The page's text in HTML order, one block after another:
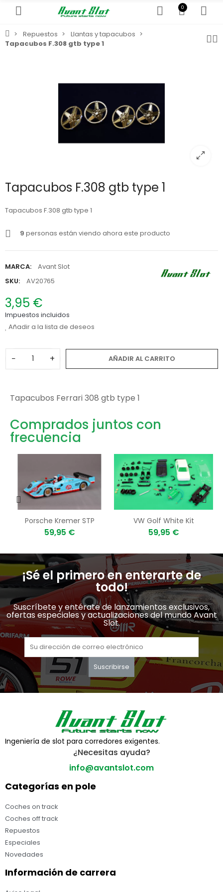
0
Repuestos
Llantas y tapacubos
Tapacubos F.308 gtb type 1
Tapacubos F.308 gtb type 1
Tapacubos F.308 gtb type 1
9 personas están viendo ahora este producto
MARCA:
Avant Slot
SKU:
AV20765
3,95 €
Impuestos incluidos
Añadir a la lista de deseos
− + AÑADIR AL CARRITO
Tapacubos Ferrari 308 gtb type 1
Comprados juntos con
frecuencia
Porsche Kremer STP
59,95 €
VW Golf White Kit
59,95 €
¡Sé el primero en enterarte de
todo!
Suscríbete y entérate de lanzamientos exclusivos,
ofertas especiales y actualizaciones del mundo Avant
Slot.
Suscribirse
Ingeniería de slot para corredores exigentes.
¿Necesitas ayuda?
info@avantslot.com
Categorías en pole
Coches on track
Coches off track
Repuestos
Especiales
Novedades
Información de carrera